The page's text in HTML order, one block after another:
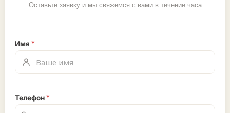
Оставьте заявку и мы свяжемся с вами в течение часа
Имя *
Телефон*